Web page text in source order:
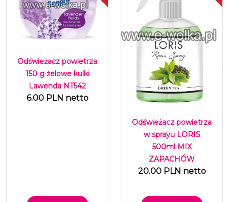
Odświeżacz powietrza
150 g żelowe kulki
Lawenda NT542
6.00 PLN netto
Odświeżacz powietrza
w sprayu LORIS
500ml MIX
ZAPACHÓW
20.00 PLN netto